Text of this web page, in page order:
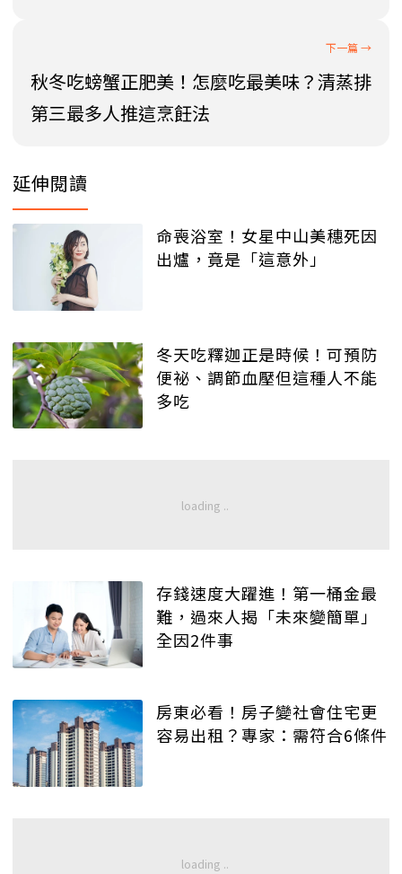
秋冬吃螃蟹正肥美！怎麼吃最美味？清蒸排
第三最多人推這烹飪法
延伸閱讀
命喪浴室！女星中山美穗死因
出爐，竟是「這意外」
冬天吃釋迦正是時候！可預防
便祕、調節血壓但這種人不能
多吃
存錢速度大躍進！第一桶金最
難，過來人揭「未來變簡單」
全因2件事
房東必看！房子變社會住宅更
容易出租？專家：需符合6條件